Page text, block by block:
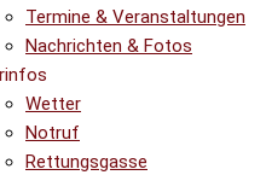
Termine & Veranstaltungen
Nachrichten & Fotos
Wetter
Notruf
Rettungsgasse